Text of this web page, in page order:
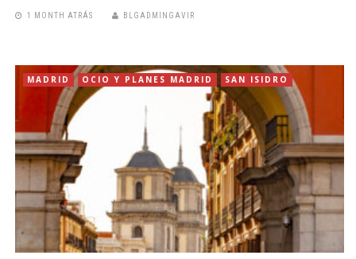
1 MONTH ATRÁS BLGADMINGAVIR
MADRID OCIO Y PLANES MADRID SAN ISIDRO